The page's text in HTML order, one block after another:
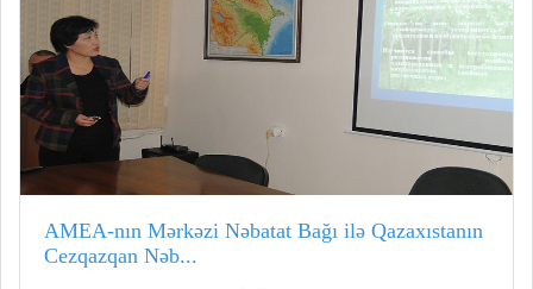
AMEA-nın Mərkəzi Nəbatat Bağı ilə Qazaxıstanın
Cezqazqan Nəb...